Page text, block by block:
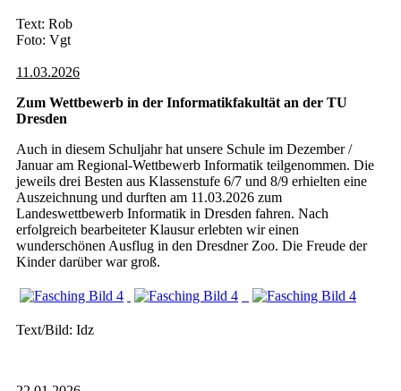
Text: Rob
Foto: Vgt
11.03.2026
Zum Wettbewerb in der Informatikfakultät an der TU
Dresden
Auch in diesem Schuljahr hat unsere Schule im Dezember /
Januar am Regional-Wettbewerb Informatik teilgenommen. Die
jeweils drei Besten aus Klassenstufe 6/7 und 8/9 erhielten eine
Auszeichnung und durften am 11.03.2026 zum
Landeswettbewerb Informatik in Dresden fahren. Nach
erfolgreich bearbeiteter Klausur erlebten wir einen
wunderschönen Ausflug in den Dresdner Zoo. Die Freude der
Kinder darüber war groß.
Text/Bild: Idz